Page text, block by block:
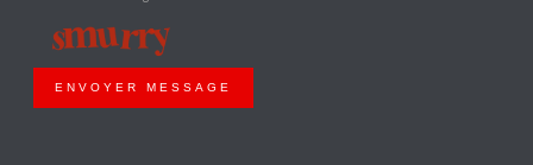
ENVOYER MESSAGE